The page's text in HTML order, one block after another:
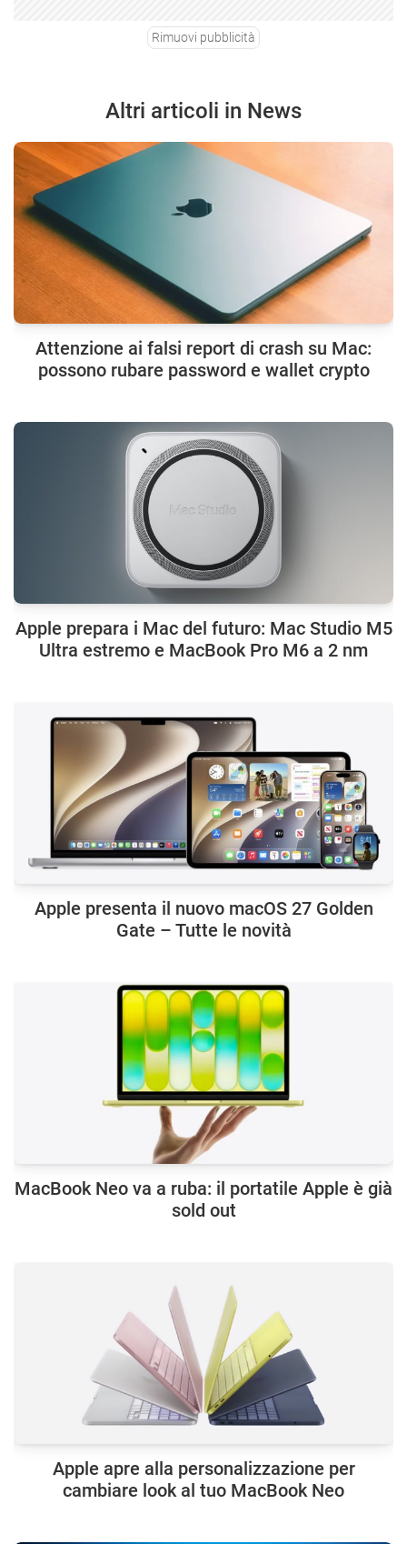
Rimuovi pubblicità
Altri articoli in News
Attenzione ai falsi report di crash su Mac:
possono rubare password e wallet crypto
Apple prepara i Mac del futuro: Mac Studio M5
Ultra estremo e MacBook Pro M6 a 2 nm
Apple presenta il nuovo macOS 27 Golden
Gate – Tutte le novità
MacBook Neo va a ruba: il portatile Apple è già
sold out
Apple apre alla personalizzazione per
cambiare look al tuo MacBook Neo